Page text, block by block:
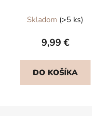
Skladom (>5 ks)
9,99 €
DO KOŠÍKA